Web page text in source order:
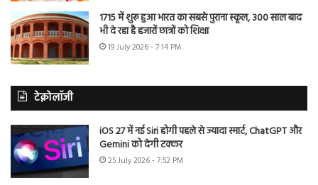
1715 में शुरू हुआ भारत का सबसे पुराना स्कूल, 300 साल बाद
भी दे रहा है हजारों छात्रों को शिक्षा
19 July 2026 - 7:14 PM
टेक्नोलॉजी
iOS 27 में नई Siri होगी पहले से ज्यादा स्मार्ट, ChatGPT और
Gemini को देगी टक्कर
25 July 2026 - 7:52 PM